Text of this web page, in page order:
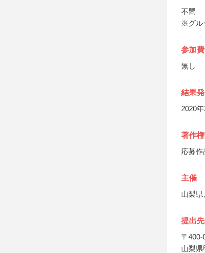
不問
※グル
参加費
無し
結果
2020
著作
応募
主催
山梨県
提出
〒400-
山梨県